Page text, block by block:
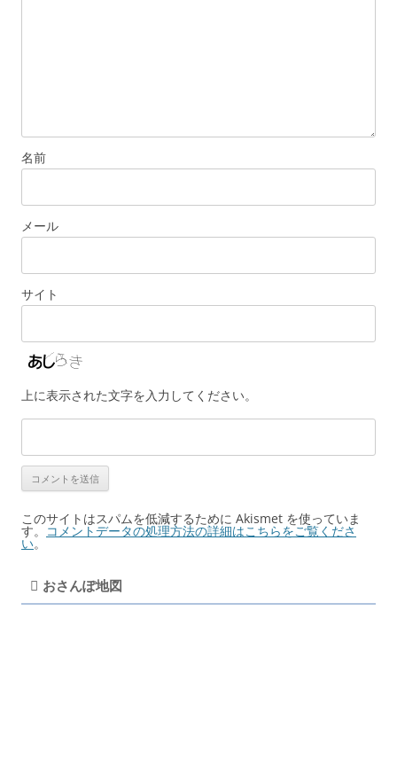
名前
メール
サイト
上に表示された文字を入力してください。
このサイトはスパムを低減するために Akismet を使っていま
す。 コメントデータの処理方法の詳細はこちらをご覧くださ
い。
おさんぽ地図